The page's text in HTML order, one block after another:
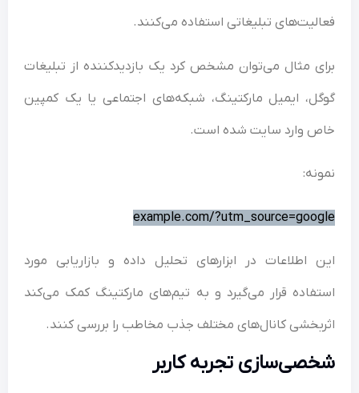
تبلیغاتی استفاده می‌کنند.
مثال می‌توان مشخص کرد یک بازدیدکننده از تبلیغات
ایمیل مارکتینگ، شبکه‌های اجتماعی یا یک کمپین
وارد سایت شده است.
example.com/
اطلاعات در ابزارهای تحلیل داده و بازاریابی مورد
قرار می‌گیرد و به تیم‌های مارکتینگ کمک می‌کند
کانال‌های مختلف جذب مخاطب را بررسی کنند.
تجربه کاربر